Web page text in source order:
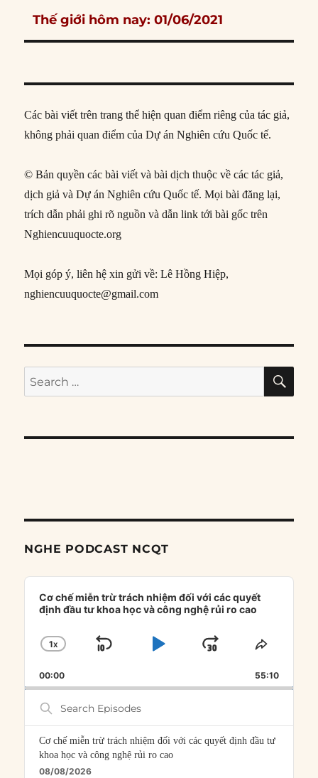
Next
post:
Thế giới hôm nay: 01/06/2021
Các bài viết trên trang thể hiện quan điểm riêng của tác giả,
không phải quan điểm của Dự án Nghiên cứu Quốc tế.
© Bản quyền các bài viết và bài dịch thuộc về các tác giả,
dịch giả và Dự án Nghiên cứu Quốc tế. Mọi bài đăng lại,
trích dẫn phải ghi rõ nguồn và dẫn link tới bài gốc trên
Nghiencuuquocte.org
Mọi góp ý, liên hệ xin gửi về: Lê Hồng Hiệp,
nghiencuuquocte@gmail.com
Search
for:
NGHE PODCAST NCQT
Audio
Player
Cơ chế miễn trừ trách nhiệm đối với các quyết
định đầu tư khoa học và công nghệ rủi ro cao
CHANGE
RATE
1X
SKIP
PLAYJUMP
FORWARD
SHARE
00:00 55:10
Search
Episodes
Cơ chế miễn trừ trách nhiệm đối với các quyết định đầu tư
khoa học và công nghệ rủi ro cao
08/08/2026